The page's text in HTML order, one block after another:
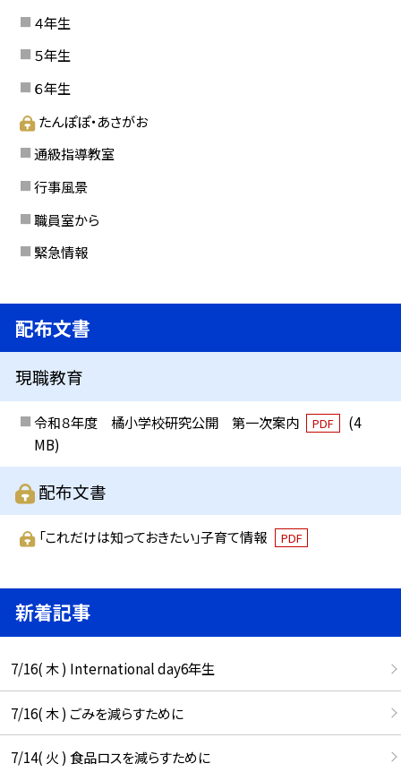
４年生
５年生
６年生
たんぽぽ・あさがお
通級指導教室
行事風景
職員室から
緊急情報
配布文書
現職教育
令和８年度 橘小学校研究公開 第一次案内 PDF
(4
MB)
配布文書
「これだけは知っておきたい」子育て情報 PDF
新着記事
7/16( 木 ) International day6年生
7/16( 木 ) ごみを減らすために
7/14( 火 ) 食品ロスを減らすために